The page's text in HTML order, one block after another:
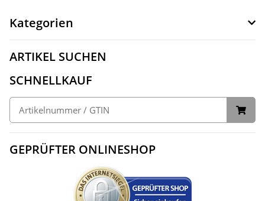
Kategorien
ARTIKEL SUCHEN
SCHNELLKAUF
GEPRÜFTER ONLINESHOP